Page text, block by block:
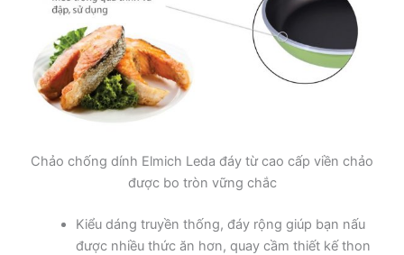
Chảo chống dính Elmich Leda đáy từ cao cấp viền chảo
được bo tròn vững chắc
Kiểu dáng truyền thống, đáy rộng giúp bạn nấu
được nhiều thức ăn hơn, quay cầm thiết kế thon